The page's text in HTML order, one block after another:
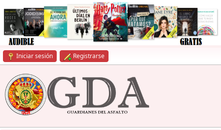
Iniciar sesión Registrarse